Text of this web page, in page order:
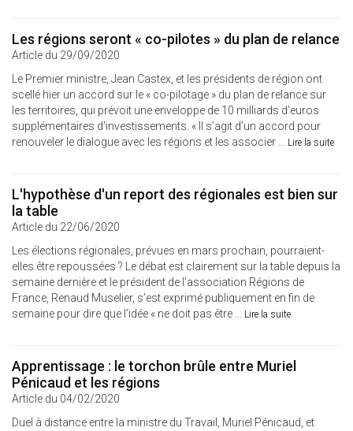
Les régions seront « co-pilotes » du plan de relance
Article du 29/09/2020
Le Premier ministre, Jean Castex, et les présidents de région ont
scellé hier un accord sur le « co-pilotage » du plan de relance sur
les territoires, qui prévoit une enveloppe de 10 milliards d’euros
supplémentaires d’investissements. « Il s’agit d’un accord pour
renouveler le dialogue avec les régions et les associer ... Lire la suite
L'hypothèse d'un report des régionales est bien sur
la table
Article du 22/06/2020
Les élections régionales, prévues en mars prochain, pourraient-
elles être repoussées ? Le débat est clairement sur la table depuis la
semaine dernière et le président de l’association Régions de
France, Renaud Muselier, s’est exprimé publiquement en fin de
semaine pour dire que l’idée « ne doit pas être ... Lire la suite
Apprentissage : le torchon brûle entre Muriel
Pénicaud et les régions
Article du 04/02/2020
Duel à distance entre la ministre du Travail, Muriel Pénicaud, et